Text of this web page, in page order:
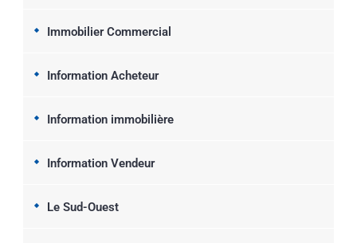
Immobilier Commercial
Information Acheteur
Information immobilière
Information Vendeur
Le Sud-Ouest